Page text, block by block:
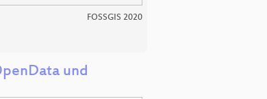
FOSSGIS 2020
und